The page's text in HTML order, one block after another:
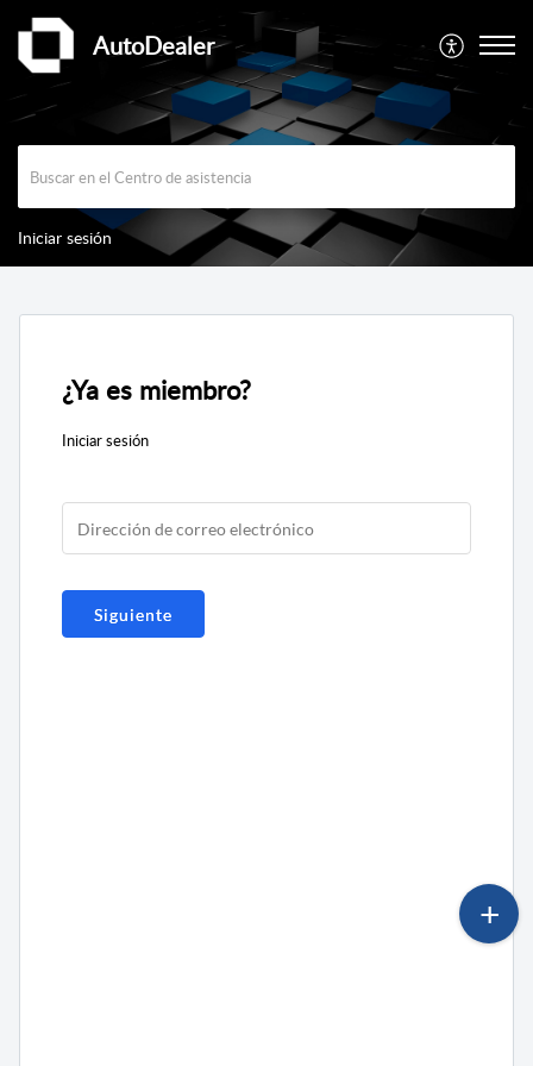
AutoDealer
Iniciar sesión
¿Ya es miembro?
Iniciar sesión